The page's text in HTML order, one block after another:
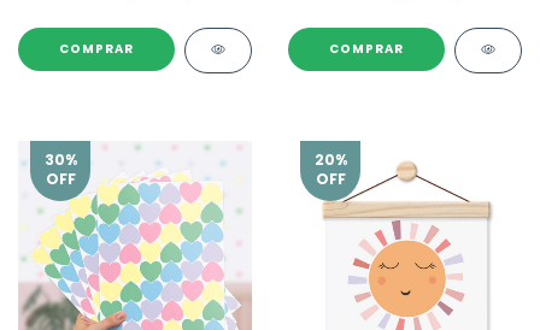
COMPRAR COMPRAR
30%
OFF
20%
OFF